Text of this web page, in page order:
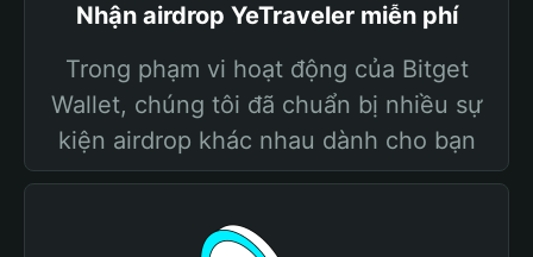
Nhận airdrop YeTraveler miễn phí
Trong phạm vi hoạt động của Bitget
Wallet, chúng tôi đã chuẩn bị nhiều sự
kiện airdrop khác nhau dành cho bạn